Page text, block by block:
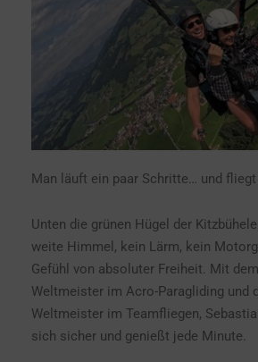
Man läuft ein paar Schritte… und fliegt
Unten die grünen Hügel der
weite Himmel, kein Lärm, kein
Gefühl von absoluter Freiheit. Mit
Weltmeister im Acro-Paragliding und
Weltmeister im Teamfliegen,
sich sicher und genießt jede Minute.